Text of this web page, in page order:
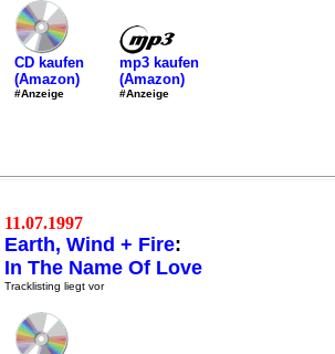
CD kaufen
(Amazon)
#Anzeige
mp3 kaufen
(Amazon)
#Anzeige
11.07.1997
Earth, Wind + Fire:
In The Name Of Love
Tracklisting liegt vor